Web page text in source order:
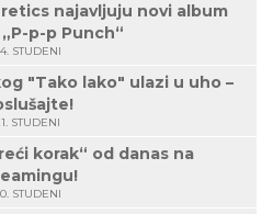
najavljuju novi album
p-p Punch“
STUDENI
"Tako lako" ulazi u uho –
STUDENI
korak“ od danas na
STUDENI